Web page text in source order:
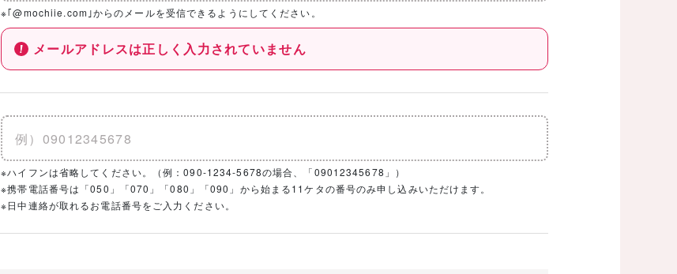
※｢@mochiie.com｣からのメールを受信できるようにしてください。
メールアドレスは正しく入力されていません
※ハイフンは省略してください。（例：090-1234-5678の場合、「09012345678」）
※携帯電話番号は「050」「070」「080」「090」から始まる11ケタの番号のみ申し込みいただけます。
※日中連絡が取れるお電話番号をご入力ください。